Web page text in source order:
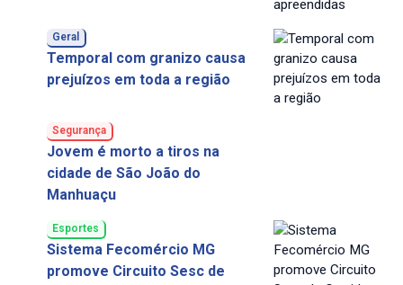
Geral
Temporal com granizo causa
prejuízos em toda a região
Segurança
Jovem é morto a tiros na
cidade de São João do
Manhuaçu
Esportes
Sistema Fecomércio MG
promove Circuito Sesc de